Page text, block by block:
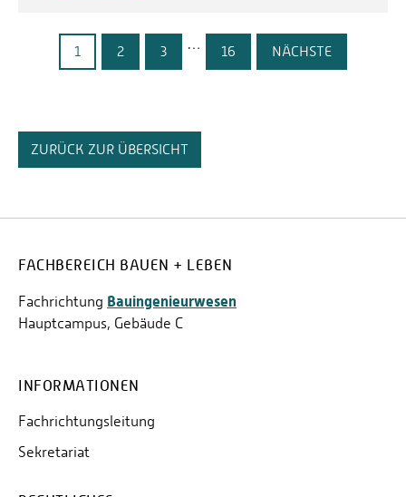
1 2 3 … 16 NÄCHSTE
ZURÜCK ZUR ÜBERSICHT
FACHBEREICH BAUEN + LEBEN
Fachrichtung Bauingenieurwesen
Hauptcampus, Gebäude C
INFORMATIONEN
Fachrichtungsleitung
Sekretariat